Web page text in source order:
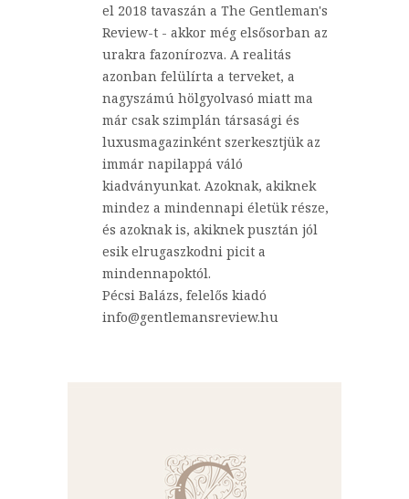
el 2018 tavaszán a The Gentleman's
Review-t - akkor még elsősorban az
urakra fazonírozva. A realitás
azonban felülírta a terveket, a
nagyszámú hölgyolvasó miatt ma
már csak szimplán társasági és
luxusmagazinként szerkesztjük az
immár napilappá váló
kiadványunkat. Azoknak, akiknek
mindez a mindennapi életük része,
és azoknak is, akiknek pusztán jól
esik elrugaszkodni picit a
mindennapoktól.
Pécsi Balázs, felelős kiadó
info@gentlemansreview.hu